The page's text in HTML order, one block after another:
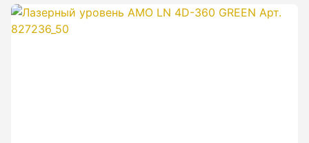
Аксессуары к лазерным приборам